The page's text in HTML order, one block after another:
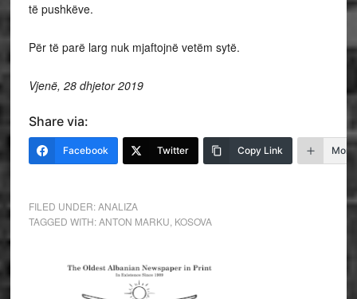
të pushkëve.
Për të parë larg nuk mjaftojnë vetëm sytë.
Vjenë, 28 dhjetor 2019
Share via:
Facebook Twitter Copy Link More
FILED UNDER:ANALIZA
TAGGED WITH:ANTON MARKU KOSOVA